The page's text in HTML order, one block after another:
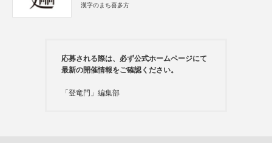
漢字のまち喜多方
応募される際は、必ず公式ホームページにて
最新の開催情報をご確認ください。
「登竜門」編集部